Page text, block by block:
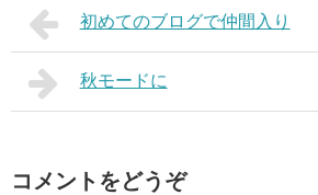
初めてのブログで仲間入り
秋モードに
コメントをどうぞ